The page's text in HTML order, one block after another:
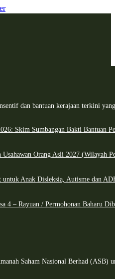
dan bantuan kerajaan terkini
Skim Sumbangan Bakti Bantuan
Usahawan Orang Asli 2027 (Wilayah
untuk Anak Disleksia, Autisme dan
4 – Rayuan / Permohonan Baharu
Saham Nasional Berhad (ASB)